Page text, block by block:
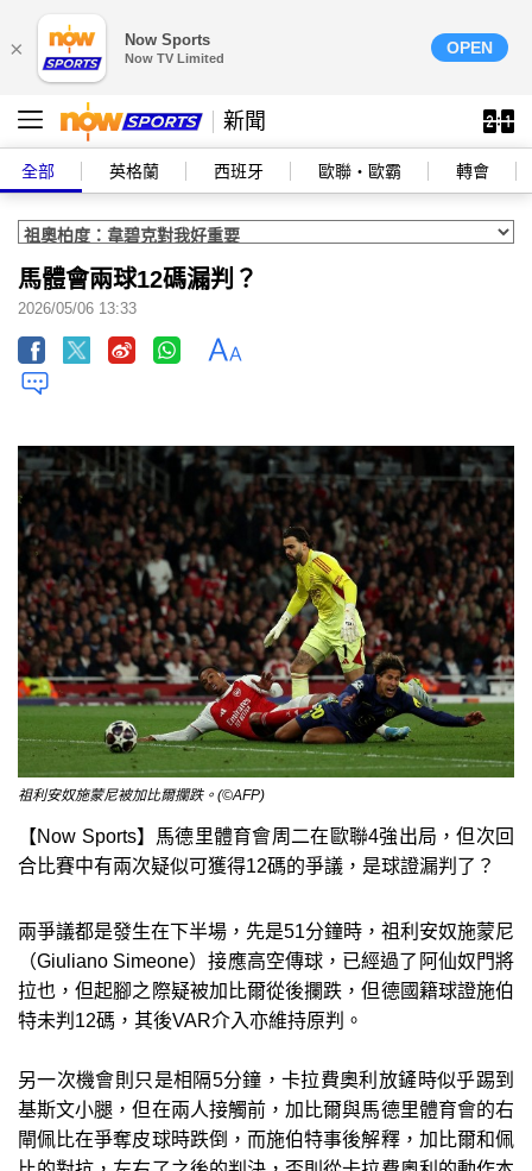
× Now Sports
Now TV Limited
OPEN
新聞
全部 英格蘭 西班牙 歐聯‧歐霸 轉會
馬體會兩球12碼漏判？
2026/05/06 13:33
祖利安奴施蒙尼被加比爾攔跌。(©AFP)
【Now Sports】馬德里體育會周二在歐聯4強出局，但次回
合比賽中有兩次疑似可獲得12碼的爭議，是球證漏判了？
兩爭議都是發生在下半場，先是51分鐘時，祖利安奴施蒙尼
（Giuliano Simeone）接應高空傳球，已經過了阿仙奴門將
拉也，但起腳之際疑被加比爾從後攔跌，但德國籍球證施伯
特未判12碼，其後VAR介入亦維持原判。
另一次機會則只是相隔5分鐘，卡拉費奧利放鏟時似乎踢到
基斯文小腿，但在兩人接觸前，加比爾與馬德里體育會的右
閘佩比在爭奪皮球時跌倒，而施伯特事後解釋，加比爾和佩